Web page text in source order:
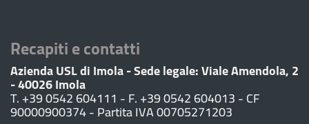
Recapiti e contatti
Azienda USL di Imola - Sede legale: Viale Amendola, 2
- 40026 Imola
T. +39 0542 604111 - F. +39 0542 604013 - CF
90000900374 - Partita IVA 00705271203